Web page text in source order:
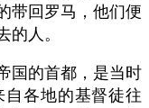
带回罗马，他们便
的人。
国的首都，是当时
各地的基督徒往